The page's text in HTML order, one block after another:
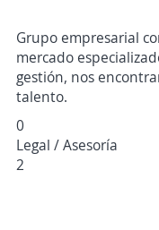
Grupo empresarial
mercado
gestión, nos
talento.
0
Legal / Asesoría
2